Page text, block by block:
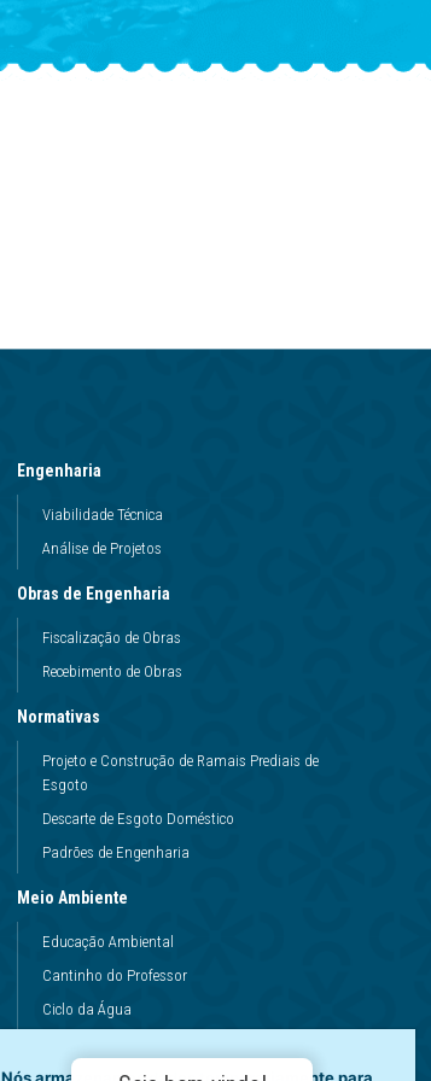
Engenharia
Viabilidade Técnica
Análise de Projetos
Obras de Engenharia
Fiscalização de Obras
Recebimento de Obras
Normativas
Projeto e Construção de Ramais Prediais de
Esgoto
Descarte de Esgoto Doméstico
Padrões de Engenharia
Meio Ambiente
Educação Ambiental
Cantinho do Professor
Ciclo da Água
Dinâmicas da Escola